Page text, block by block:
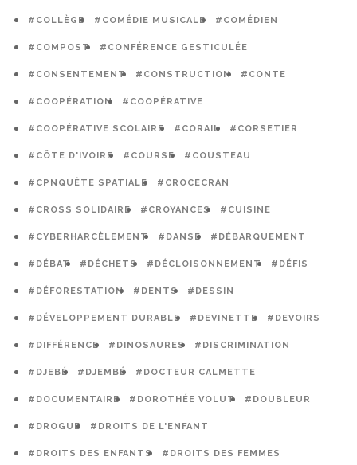
#COLLÈGE #COMÉDIE MUSICALE #COMÉDIEN
#COMPOST #CONFÉRENCE GESTICULÉE
#CONSENTEMENT #CONSTRUCTION #CONTE
#COOPÉRATION #COOPÉRATIVE
#COOPÉRATIVE SCOLAIRE #CORAIL #CORSETIER
#CÔTE D'IVOIRE #COURSE #COUSTEAU
#CPNQUÊTE SPATIALE #CROCECRAN
#CROSS SOLIDAIRE #CROYANCES #CUISINE
#CYBERHARCÈLEMENT #DANSE #DÉBARQUEMENT
#DÉBAT #DÉCHETS #DÉCLOISONNEMENT #DÉFIS
#DÉFORESTATION #DENTS #DESSIN
#DÉVELOPPEMENT DURABLE #DEVINETTE #DEVOIRS
#DIFFÉRENCE #DINOSAURES #DISCRIMINATION
#DJEBÉ #DJEMBÉ #DOCTEUR CALMETTE
#DOCUMENTAIRE #DOROTHÉE VOLUT #DOUBLEUR
#DROGUE #DROITS DE L'ENFANT
#DROITS DES ENFANTS #DROITS DES FEMMES